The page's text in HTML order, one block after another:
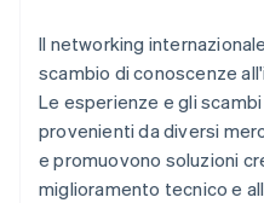
Il networking
scambio di conoscenze
Le esperienze e gli
provenienti da diversi
e promuovono soluzioni
miglioramento tecnico e